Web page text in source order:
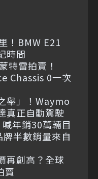
！BMW E21
時間
特雷拍賣！
Chassis 0一次
舉」！Waymo
真正自動駕駛
年銷30萬輛目
半數銷量來自
再創高？全球
賣